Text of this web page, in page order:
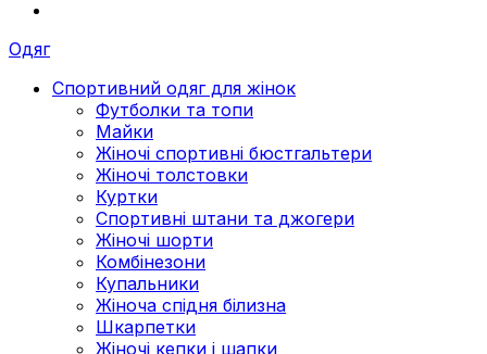
Одяг
Спортивний одяг для жінок
Футболки та топи
Майки
Жіночі спортивні бюстгальтери
Жіночі толстовки
Куртки
Спортивні штани та джогери
Жіночі шорти
Комбінезони
Купальники
Жіноча спідня білизна
Шкарпетки
Жіночі кепки і шапки